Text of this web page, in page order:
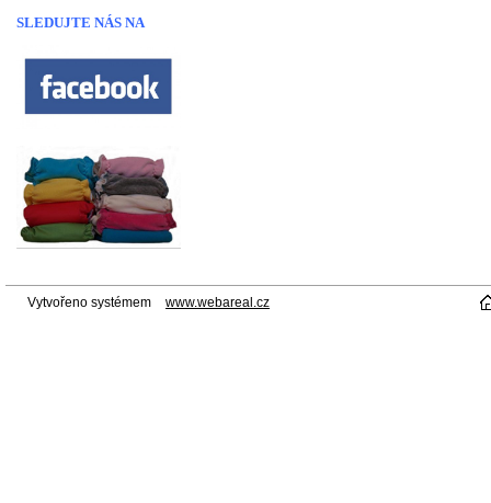
SLEDUJTE NÁS NA
Vytvořeno systémem www.webareal.cz